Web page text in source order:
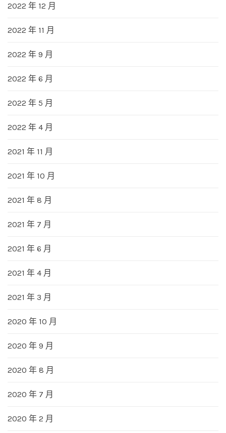
2022 年 12 月
2022 年 11 月
2022 年 9 月
2022 年 6 月
2022 年 5 月
2022 年 4 月
2021 年 11 月
2021 年 10 月
2021 年 8 月
2021 年 7 月
2021 年 6 月
2021 年 4 月
2021 年 3 月
2020 年 10 月
2020 年 9 月
2020 年 8 月
2020 年 7 月
2020 年 2 月